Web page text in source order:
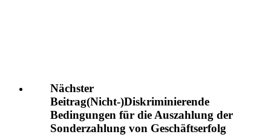
Nächster
Beitrag(Nicht-)Diskriminierende
Bedingungen für die Auszahlung der
Sonderzahlung von Geschäftserfolg